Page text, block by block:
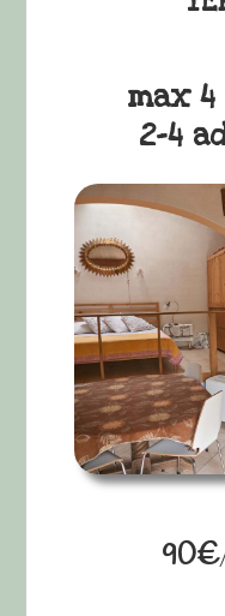
max
2-4
90€